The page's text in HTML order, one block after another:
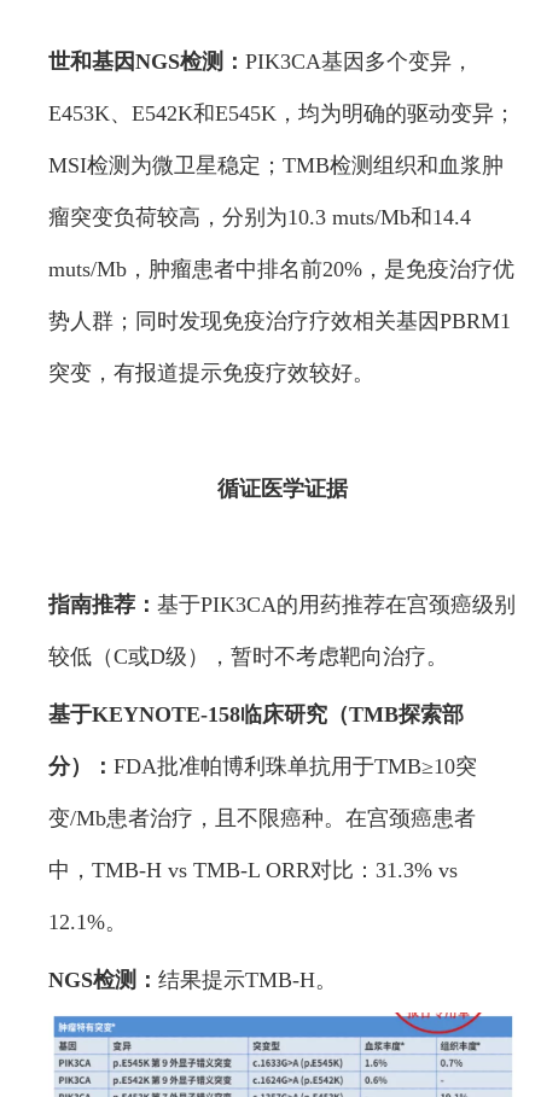
世和基因NGS检测： PIK3CA基因多个变异，
E453K、E542K和E545K，均为明确的驱动变异；
MSI检测为微卫星稳定；TMB检测组织和血浆肿
瘤突变负荷较高，分别为10.3 muts/Mb和14.4
muts/Mb，肿瘤患者中排名前20%，是免疫治疗优
势人群；同时发现免疫治疗疗效相关基因PBRM1
突变，有报道提示免疫疗效较好。
循证医学证据
指南推荐： 基于PIK3CA的用药推荐在宫颈癌级别
较低（C或D级），暂时不考虑靶向治疗。
基于KEYNOTE-158临床研究（TMB探索部
分）： FDA批准帕博利珠单抗用于TMB≥10突
变/Mb患者治疗，且不限癌种。在宫颈癌患者
中，TMB-H vs TMB-L ORR对比：31.3% vs
12.1%。
NGS检测： 结果提示TMB-H。